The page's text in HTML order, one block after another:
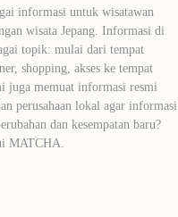
informasi untuk wisatawan
wisata Jepang. Informasi di
topik: mulai dari tempat
shopping, akses ke tempat
juga memuat informasi resmi
perusahaan lokal agar informasi
dan kesempatan baru?
MATCHA.